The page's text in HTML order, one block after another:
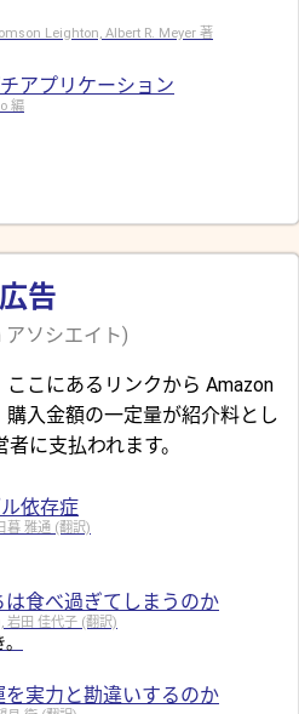
Leighton, Albert R. Meyer 著
アプリケーション
編
広告
アソシエイト)
こにあるリンクから Amazon
購入金額の一定量が紹介料とし
に支払われます。
依存症
暮 雅通 (翻訳)
食べ過ぎてしまうのか
岩田 佳代子 (翻訳)
実力と勘違いするのか